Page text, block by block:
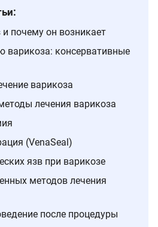
почему он возникает
варикоза: консервативные
варикоза
лечения варикоза
(VenaSeal)
язв при варикозе
методов лечения
после процедуры